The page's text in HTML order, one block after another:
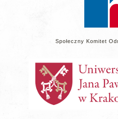
Społeczny Komitet